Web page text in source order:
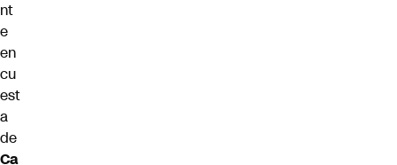
nt
e
en
cu
est
a
de
Ca